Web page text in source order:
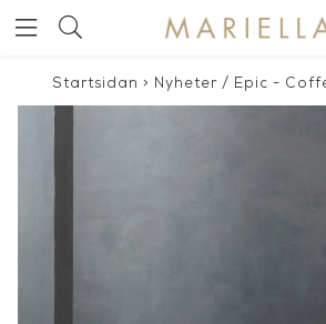
Startsidan > Nyheter/ Epic -